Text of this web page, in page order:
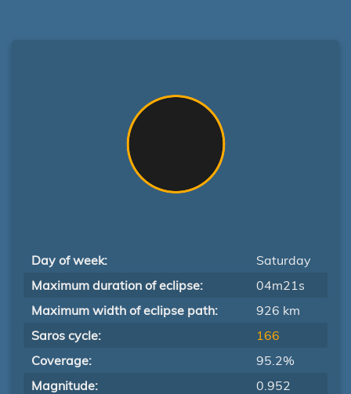
Day of week:
Saturday
Maximum duration of eclipse:
04m21s
Maximum width of eclipse path:
926 km
Saros cycle:
166
Coverage:
95.2%
Magnitude:
0.952